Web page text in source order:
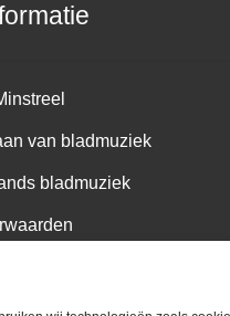
van bladmuziek
bladmuziek